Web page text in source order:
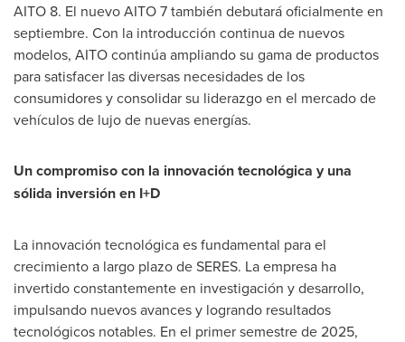
AITO 8. El nuevo AITO 7 también debutará oficialmente en
septiembre. Con la introducción continua de nuevos
modelos, AITO continúa ampliando su gama de productos
para satisfacer las diversas necesidades de los
consumidores y consolidar su liderazgo en el mercado de
vehículos de lujo de nuevas energías.
Un compromiso con la innovación tecnológica y una
sólida inversión en I+D
La innovación tecnológica es fundamental para el
crecimiento a largo plazo de SERES. La empresa ha
invertido constantemente en investigación y desarrollo,
impulsando nuevos avances y logrando resultados
tecnológicos notables. En el primer semestre de 2025,